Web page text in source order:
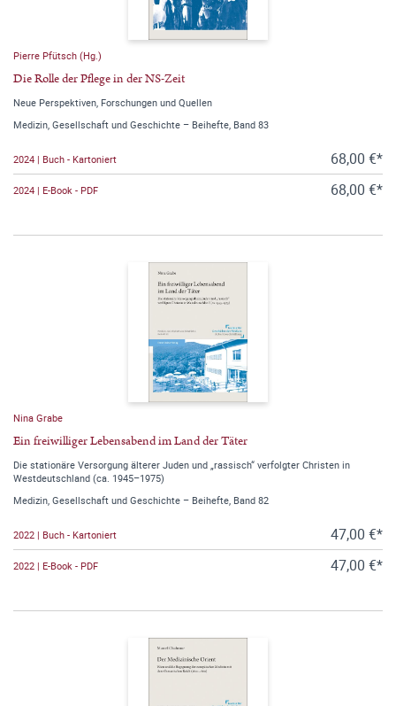
Pierre Pfütsch (Hg.)
Die Rolle der Pflege in der NS-Zeit
Neue Perspektiven, Forschungen und Quellen
Medizin, Gesellschaft und Geschichte – Beihefte, Band 83
2024 | Buch - Kartoniert 68,00 €*
2024 | E-Book - PDF 68,00 €*
Nina Grabe
Ein freiwilliger Lebensabend im Land der Täter
Die stationäre Versorgung älterer Juden und „rassisch“ verfolgter Christen in
Westdeutschland (ca. 1945–1975)
Medizin, Gesellschaft und Geschichte – Beihefte, Band 82
2022 | Buch - Kartoniert 47,00 €*
2022 | E-Book - PDF 47,00 €*